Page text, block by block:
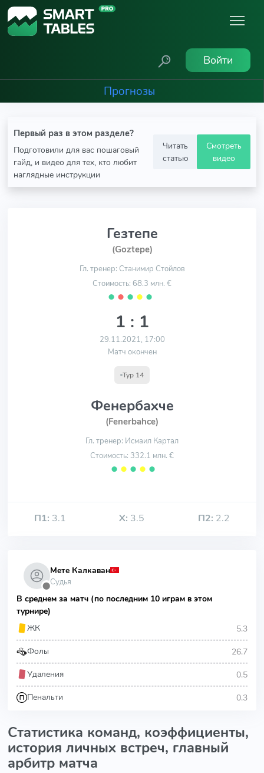
Войти
Прогнозы
Первый раз в этом разделе?
Подготовили для вас пошаговый
гайд, и видео для тех, кто любит
наглядные инструкции
Читать
статью
Смотреть
видео
Гезтепе
(Goztepe)
Гл. тренер: Станимир Стойлов
Стоимость: 68.3 млн. €
⬤ ⬤ ⬤ ⬤ ⬤
1 : 1
29.11.2021, 17:00
Матч окончен
Тур 14
Фенербахче
(Fenerbahce)
Гл. тренер: Исмаил Картал
Стоимость: 332.1 млн. €
⬤ ⬤ ⬤ ⬤ ⬤
П1: 3.1 Х: 3.5 П2: 2.2
⬤
Мете Калкаван
Судья
В среднем за матч (по последним 10 играм в этом
турнире)
ЖК
5.3
Фолы 26.7
Удаления 0.5
Пенальти 0.3
Статистика команд, коэффициенты,
история личных встреч, главный
арбитр матча